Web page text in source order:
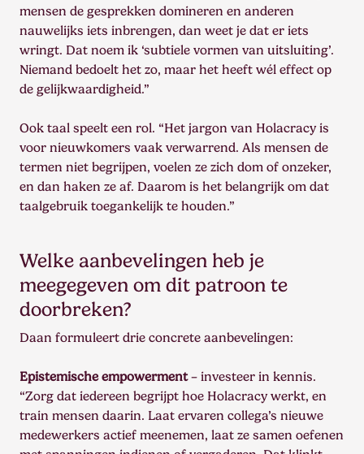
mensen de gesprekken domineren en anderen
nauwelijks iets inbrengen, dan weet je dat er iets
wringt. Dat noem ik ‘subtiele vormen van uitsluiting’.
Niemand bedoelt het zo, maar het heeft wél effect op
de gelijkwaardigheid.”
Ook taal speelt een rol. “Het jargon van Holacracy is
voor nieuwkomers vaak verwarrend. Als mensen de
termen niet begrijpen, voelen ze zich dom of onzeker,
en dan haken ze af. Daarom is het belangrijk om dat
taalgebruik toegankelijk te houden.”
Welke aanbevelingen heb je
meegegeven om dit patroon te
doorbreken?
Daan formuleert drie concrete aanbevelingen:
Epistemische empowerment– investeer in kennis.
“Zorg dat iedereen begrijpt hoe Holacracy werkt, en
train mensen daarin. Laat ervaren collega’s nieuwe
medewerkers actief meenemen, laat ze samen oefenen